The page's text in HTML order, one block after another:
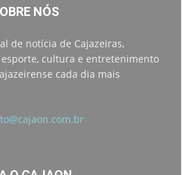
NÓS
de notícia de Cajazeiras,
cultura e entretenimento
cada dia mais